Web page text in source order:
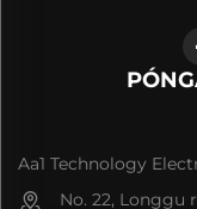
Aa1 Technology
No. 22, Longgu